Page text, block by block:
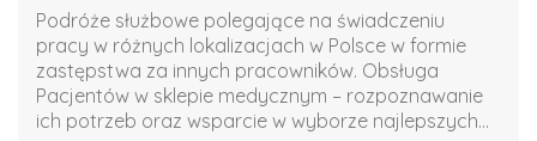
Podróże służbowe polegające na świadczeniu
pracy w różnych lokalizacjach w Polsce w formie
zastępstwa za innych pracowników. Obsługa
Pacjentów w sklepie medycznym – rozpoznawanie
ich potrzeb oraz wsparcie w wyborze najlepszych...